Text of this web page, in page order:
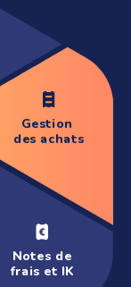
Gestion
des achats
Notes de
frais et IK